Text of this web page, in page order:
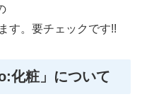
す。要チェックです!!
化粧」について